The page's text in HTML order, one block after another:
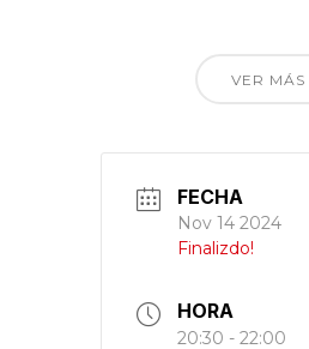
VER MÁS
FECHA
Nov 14 2024
Finalizdo!
HORA
20:30 - 22:00